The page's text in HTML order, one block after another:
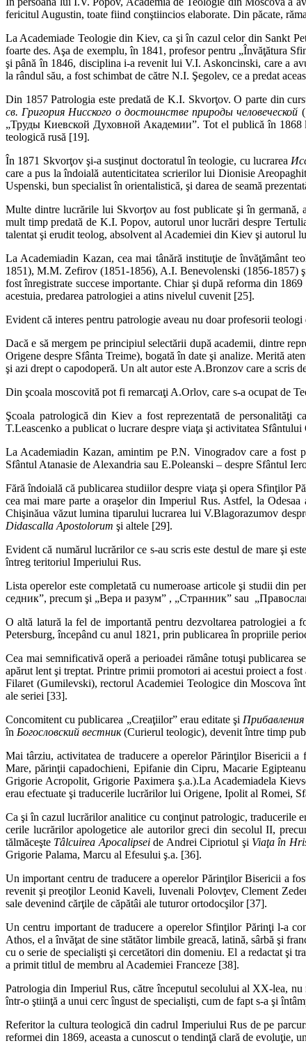
fericitul Augustin, toate fiind conştiincios elaborate. Din păcate,
La Academiade Teologie din Kiev, ca şi în cazul celor din Sankt
foarte des. Aşa de exemplu, în 1841, profesor pentru „Învăţătura
şi până în 1846, disciplina i-a revenit lui V.I. Askoncinski, care a
la rân­dul său, a fost schimbat de către N.I. Şegolev, ce a predat
Din 1857 Patrologia este predată de K.I. Skvorţov. O parte din
св. Григория Нисского о достоинстве природы человеческой
„Труды Киевской Духовной Академии”. Tot el publică în 1868
teologică rusă [19].
În 1871 Skvorţov şi-a susţinut doctoratul în teologie, cu lucrarea
care a pus la îndoială autenticitatea scrierilor lui Dionisie
Uspenski, bun specialist în orientalistică, şi darea de seamă
Multe dintre lucrările lui Skvorţov au fost publicate şi în
mult timp predată de K.I. Popov, autorul unor lucrări despre
talentat şi erudit teolog, absolvent al Academiei din Kiev şi autorul
La Academiadin Kazan, cea mai tânără instituţie de învăţământ
1851), M.M. Zefirov (1851-1856), A.I. Benevolenski (1856-1857)
fost înregistrate succese importante. Chiar şi după reforma din
acestuia, predarea patrologiei a atins nivelul cuvenit [25].
Evident că interes pentru patrologie aveau nu doar profesorii
Dacă e să mergem pe principiul selectării după academii, dintre
Origene despre Sfânta Treime), bogată în date şi analize. Merită
şi azi drept o capodoperă. Un alt autor este A.Bronzov care a scris
Din şcoala moscovită pot fi remarcaţi A.Orlov, care s-a ocupat de
Şcoala patrologică din Kiev a fost reprezentată de personalităţi
T.Leascenko a publicat o lucrare despre viaţa şi activitatea
La Academiadin Kazan, amintim pe P.N. Vinogradov care a fost
Sfântul Atanasie de Alexandria sau E.Poleanski – despre Sfântul
Fără îndoială că publicarea studiilor despre viaţa şi opera Sfinţilor
cea mai mare parte a oraşelor din Imperiul Rus. Astfel, la
Chişinăua văzut lumina tiparului lucrarea lui V.Blagorazumov
Didascalla Apostolorum şi altele [29].
Evident că numărul lucrărilor ce s-au scris este destul de mare şi
întreg teritoriul Imperiului Rus.
Lista operelor este completată cu numeroase articole şi studii din
сед­ник”, precum şi „Вера и разум” , „Странник” sau
O altă latură la fel de importantă pentru dezvoltarea patrologiei
Petersburg, începând cu anul 1821, prin publicarea în propriile
Cea mai semnificativă operă a perioadei rămâne totuşi publicarea
apărut lent şi treptat. Printre primii promotori ai acestui proiect a
Filaret (Gumilevski), rectorul Academiei Teologice din Moscova
ale seriei [33].
Concomitent cu publicarea „Creaţiilor” erau editate şi Прибавления
în Богословский вестник(Curierul teologic), devenit între timp
Mai târziu, activitatea de traducere a operelor Părinţilor Bisericii
Mare, părinţii capa­dochieni, Epifanie din Cipru, Macarie
Grigorie Acropolit, Grigorie Paximera ş.a.).La Academiadela
erau efectuate şi traducerile lucră­rilor lui Origene, Ipolit al Romei,
Ca şi în cazul lucrărilor analitice cu conţinut patrologic, traducerile
cerile lucrărilor apologetice ale autorilor greci din secolul II,
tălmăceşte Tâlcuirea Apocalipseide Andrei Cipriotul şi Viaţa în
Grigorie Palama, Marcu al Efesului ş.a. [36].
Un important centru de traducere a operelor Părinţilor Bisericii a
revenit şi preoţilor Leonid Kaveli, Iuvenali Polovţev, Clement
sale devenind cărţile de căpătâi ale tuturor ortodocşilor [37].
Un centru important de traducere a operelor Sfinţilor Părinţi l-a
Athos, el a învăţat de sine stătător limbile greacă, latină, sârbă şi
cu o serie de specialişti şi cercetători din domeniu. El a redactat şi
a primit titlul de membru al Academiei Franceze [38].
Patrologia din Imperiul Rus, către începutul secolului al XX-lea,
într-o ştiinţă a unui cerc îngust de specialişti, cum de fapt s-a şi
Referitor la cultura teologică din cadrul Imperiului Rus de pe
reformei din 1869, aceasta a cunoscut o tendinţă clară de evoluţie,